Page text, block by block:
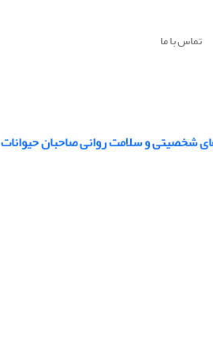
تماس با ما
شخصیتی و سلامت روانی صاحبان حیوانات